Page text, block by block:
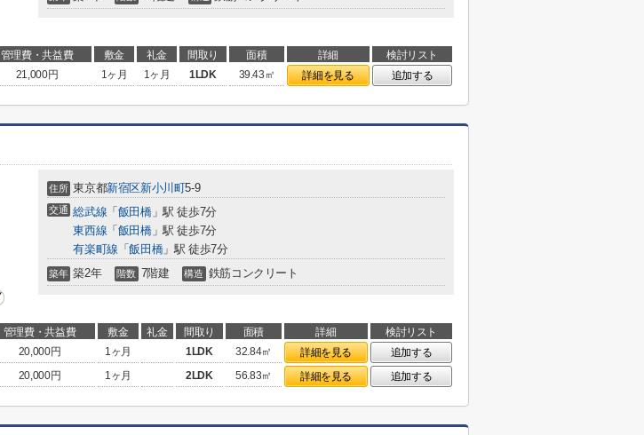
管理費・共益費 敷金 礼金 間取り 面積 詳細
検討リスト
21,000円 1ヶ月 1ヶ月 1LDK 39.43㎡ 詳細を見る 追加する
住所 東京都新宿区新小川町5-9
交通 総武線 「 飯田橋」駅 徒歩7分
東西線 「 飯田橋」駅 徒歩7分
有楽町線 「飯田橋」駅 徒歩7分
築年 築2年 階数 7階建 構造 鉄筋コンクリート
管理費・共益費 敷金 礼金 間取り 面積 詳細
検討リスト
20,000円 1ヶ月 1LDK 32.84㎡ 詳細を見る
追加する
20,000円 1ヶ月 2LDK 56.83㎡ 詳細を見る 追加する